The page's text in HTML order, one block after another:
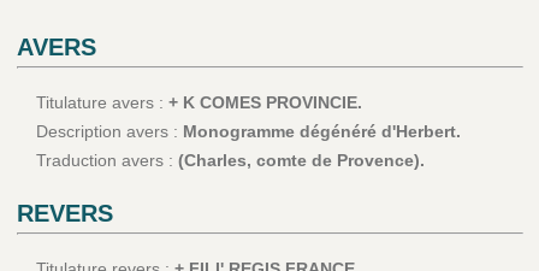
AVERS
Titulature avers : + K COMES PROVINCIE.
Description avers : Monogramme dégénéré d'Herbert.
Traduction avers : (Charles, comte de Provence).
REVERS